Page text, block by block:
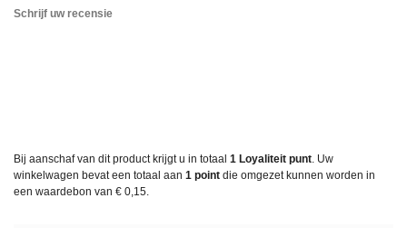
Schrijf uw recensie
Bij aanschaf van dit product krijgt u in totaal 1 Loyaliteit punt. Uw
winkelwagen bevat een totaal aan 1 point die omgezet kunnen worden in
een waardebon van € 0,15.